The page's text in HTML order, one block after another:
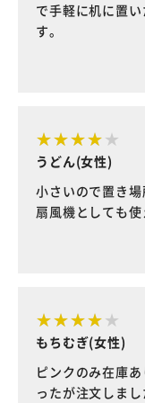
で手軽に机に置
す。
うどん(女性)
小さいので置き場
扇風機としても使
もちむぎ(女性)
ピンクのみ在庫
ったが注文しま